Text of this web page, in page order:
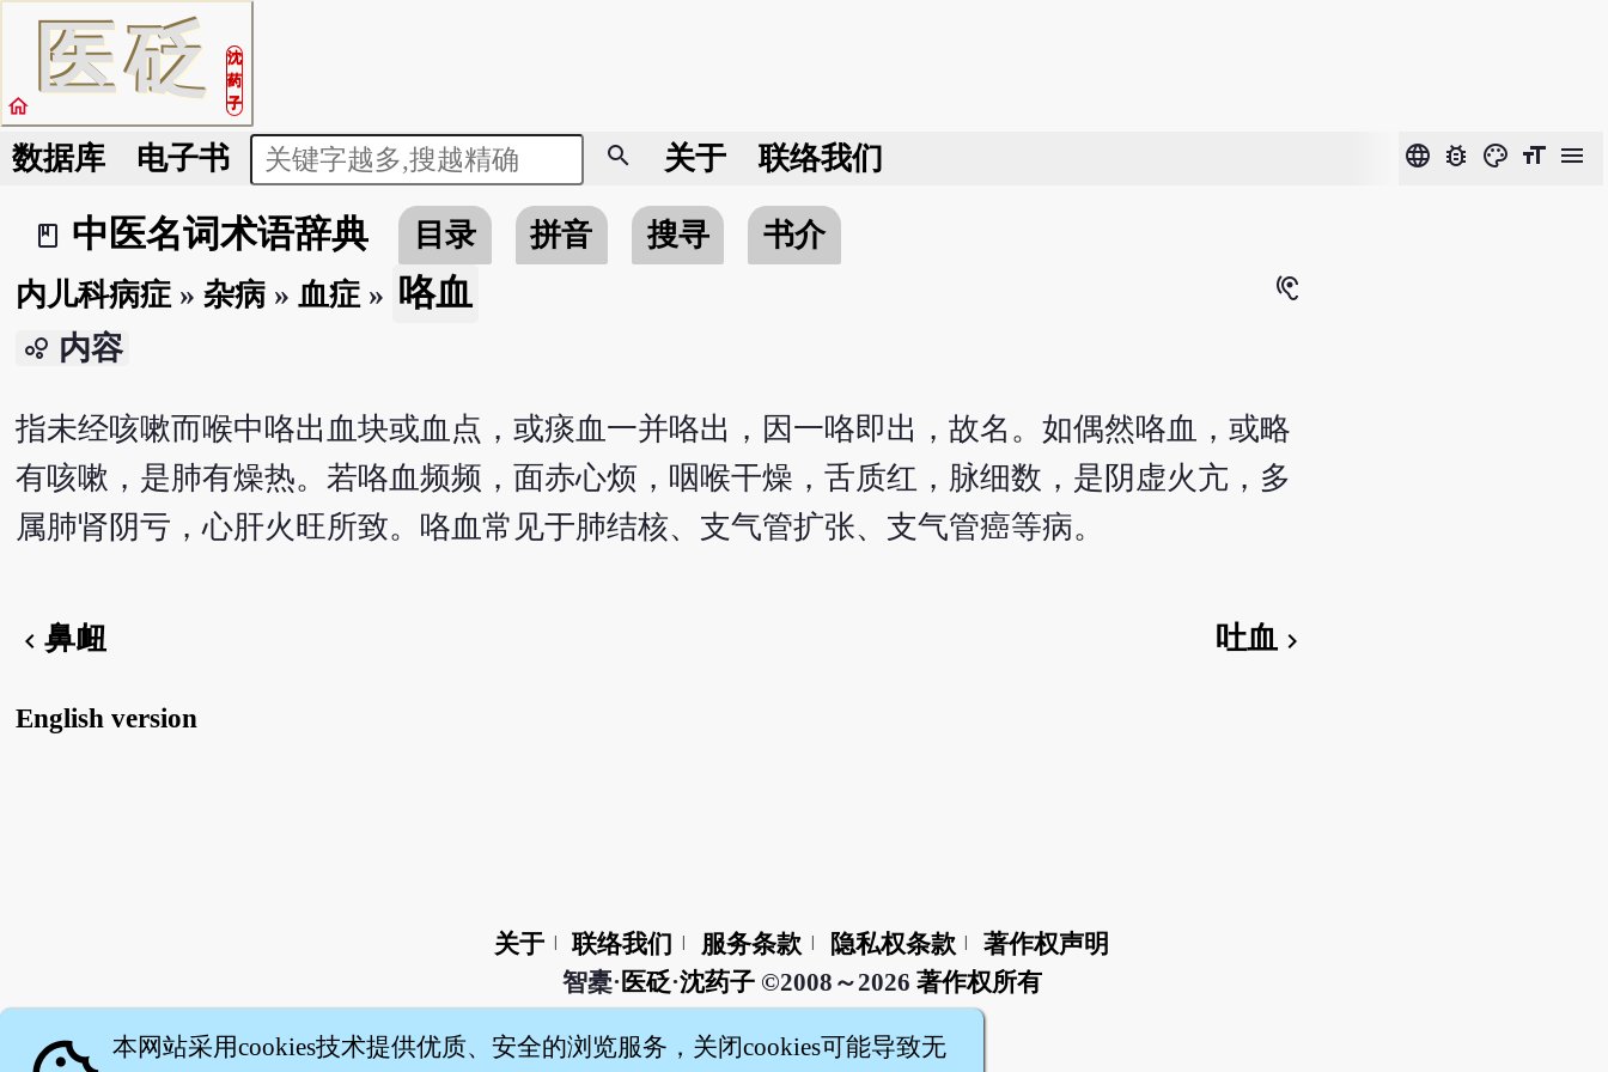
医砭
沈
药
子
home
数据库 电子书 search 关于 联络我们 language bug_report color_lens format_size menu
book_2
中医名词术语辞典 目录 拼音 搜寻
书介
内儿科病症» 杂病» 血症» 咯血 hearing
bubble_chart 内容
指未经咳嗽而喉中咯出血块或血点，或痰血一并咯出，因一咯即出，故名。如偶然咯血，或略
有咳嗽，是肺有燥热。若咯血频频，面赤心烦，咽喉干燥，舌质红，脉细数，是阴虚火亢，多
属肺肾阴亏，心肝火旺所致。咯血常见于肺结核、支气管扩张、支气管癌等病。
chevron_left 鼻衄 吐血chevron_right
English version
关于 联络我们 服务条款 隐私权条款
著作权声明
智橐· 医砭·沈药子©2008～2026 著作权所有
本网站采用cookies技术提供优质、安全的浏览服务，关闭cookies可能导致无